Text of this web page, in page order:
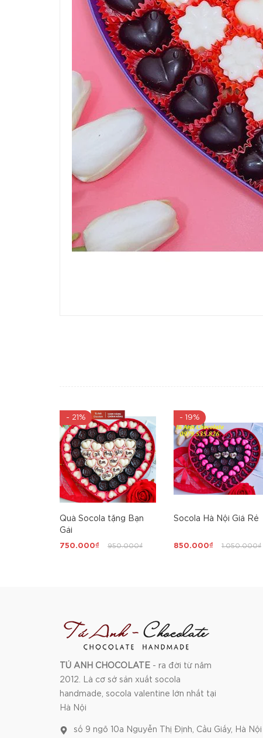
- 21%
Quà Socola tặng Bạn
Gái
750.000₫ 950.000₫
- 19%
Socola Hà Nội Giá Rẻ
850.000₫ 1.050.000₫
TÚ ANH CHOCOLATE - ra đời từ năm
2012. Là cơ sở sản xuất socola
handmade, socola valentine lớn nhất tại
Hà Nội
số 9 ngõ 10a Nguyễn Thị Định, Cầu Giấy, Hà Nội